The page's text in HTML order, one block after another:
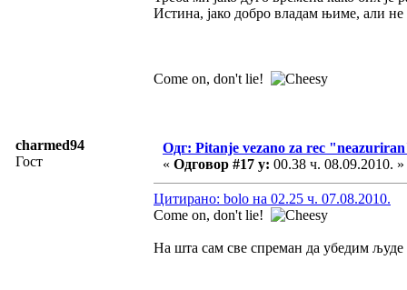
Истина, јако добро владам њиме, али
Come on, don't lie!
charmed94
Гост
Одг: Pitanje vezano za rec
« Одговор #17 у: 00.38 ч. 08.09.2010. »
Цитирано: bolo на 02.25 ч. 07.08.2010.
Come on, don't lie!
На шта сам све спреман да убедим